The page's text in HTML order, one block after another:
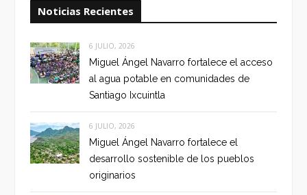
Noticias Recientes
6 JULIO, 2026
Miguel Ángel Navarro fortalece el acceso
al agua potable en comunidades de
Santiago Ixcuintla
6 JULIO, 2026
Miguel Ángel Navarro fortalece el
desarrollo sostenible de los pueblos
originarios